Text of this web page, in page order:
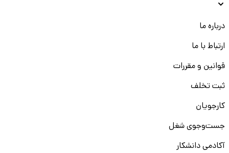
درباره ما
ارتباط با ما
قوانین و مقررات
ثبت تخلف
کارجویان
جست‌و‌جوی شغل
آکادمی دانشکار